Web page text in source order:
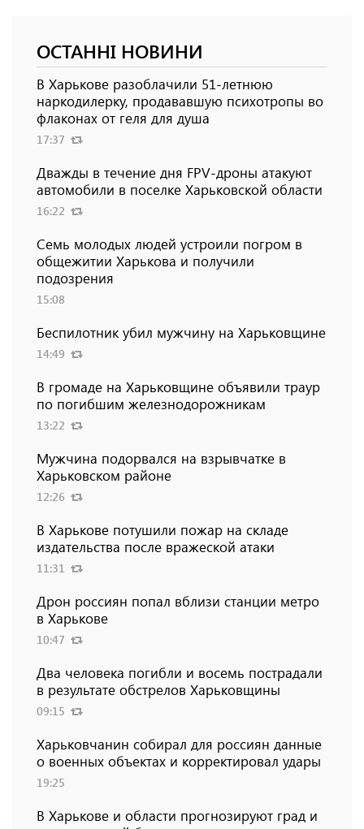
ОСТАННІ НОВИНИ
В Харькове разоблачили 51-летнюю
наркодилерку, продававшую психотропы во
флаконах от геля для душа
17:37
Дважды в течение дня FPV-дроны атакуют
автомобили в поселке Харьковской области
16:22
Семь молодых людей устроили погром в
общежитии Харькова и получили
подозрения
15:08
Беспилотник убил мужчину на Харьковщине
14:49
В громаде на Харьковщине объявили траур
по погибшим железнодорожникам
13:22
Мужчина подорвался на взрывчатке в
Харьковском районе
12:26
В Харькове потушили пожар на складе
издательства после вражеской атаки
11:31
Дрон россиян попал вблизи станции метро
в Харькове
10:47
Два человека погибли и восемь пострадали
в результате обстрелов Харьковщины
09:15
Харьковчанин собирал для россиян данные
о военных объектах и ​​корректировал удары
19:25
В Харькове и области прогнозируют град и